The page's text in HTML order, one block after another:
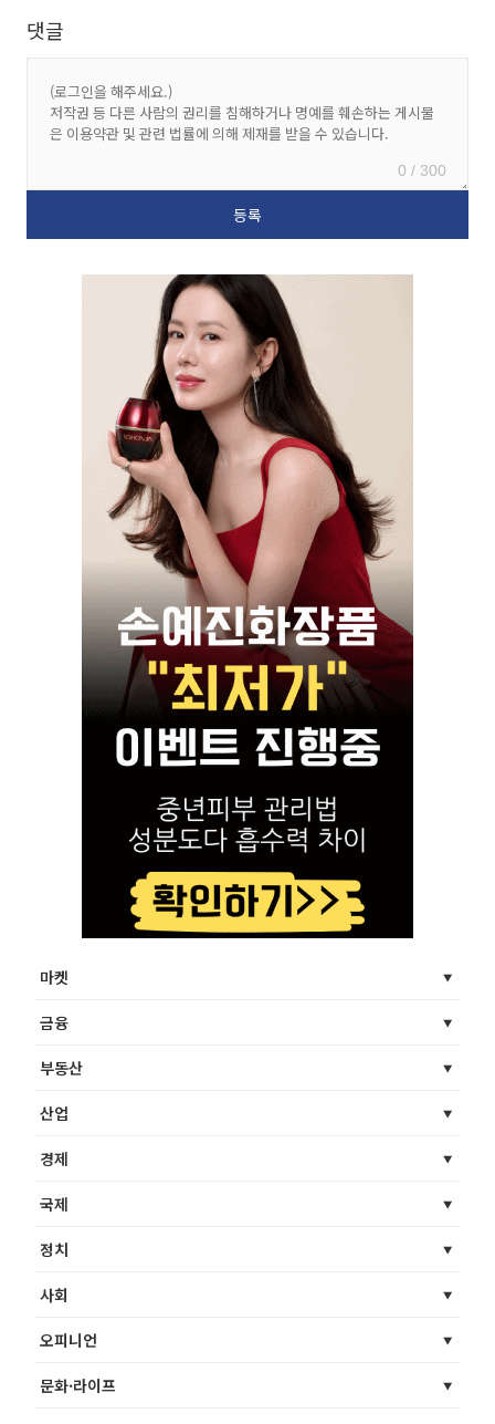
댓글
0 / 300
마켓
금융
부동산
산업
경제
국제
정치
사회
오피니언
문화·라이프